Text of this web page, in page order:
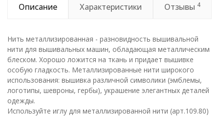
Описание Характеристики Отзывы 4
Нить металлизированная - разновидность вышивальной
нити для вышивальных машин, обладающая металлическим
блеском. Хорошо ложится на ткань и придает вышивке
особую гладкость. Металлизированные нити широкого
использования: вышивка различной символики (эмблемы,
логотипы, шевроны, гербы), украшение элегантных деталей
одежды.
Используйте иглу для металлизированной нити (арт.109.80)